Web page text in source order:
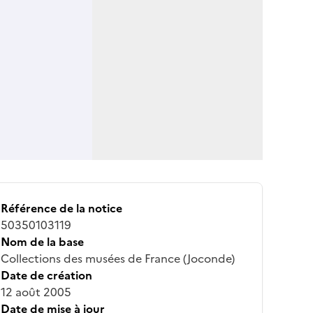
Référence de la notice
50350103119
Nom de la base
Collections des musées de France (Joconde)
Date de création
12 août 2005
Date de mise à jour